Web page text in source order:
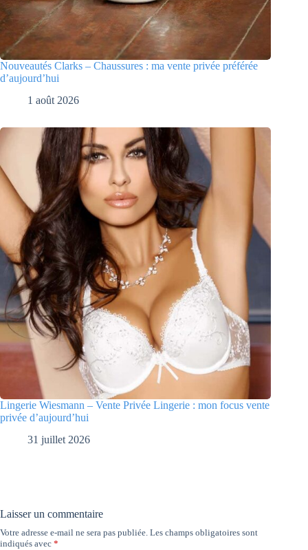
Nouveautés Clarks – Chaussures : ma vente privée préférée
d’aujourd’hui
1 août 2026
Lingerie Wiesmann – Vente Privée Lingerie : mon focus vente
privée d’aujourd’hui
31 juillet 2026
Laisser un commentaire
Votre adresse e-mail ne sera pas publiée. Les champs obligatoires sont
indiqués avec *